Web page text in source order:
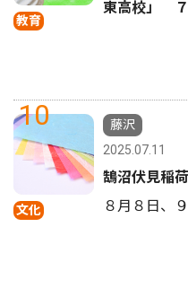
教育
東高校」 ７
10
文化
藤沢
2025.07.11
鵠沼伏見稲
８月８日、